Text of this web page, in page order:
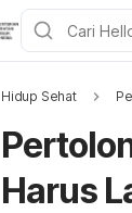
Hidup Sehat
Harus